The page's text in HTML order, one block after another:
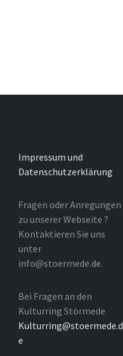
Impressum und
Datenschutzerklärung
Fragen oder Anregungen
zu unserer Webseite ?
Kontaktieren Sie uns
unter
info@stoermede.de.
Bei Fragen an den
Kulturring Störmede
Kulturring@stoermede.d
e